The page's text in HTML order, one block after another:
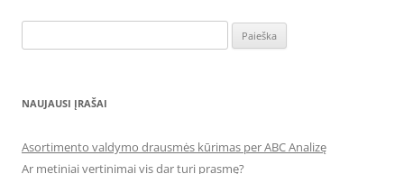
NAUJAUSI ĮRAŠAI
Asortimento valdymo drausmės kūrimas per ABC Analizę
Ar metiniai vertinimai vis dar turi prasmę?